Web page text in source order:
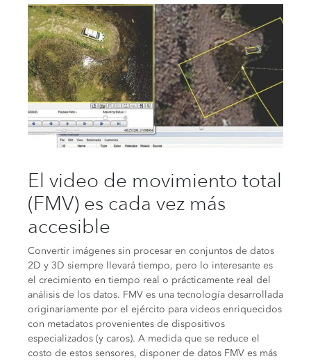
El video de movimiento total
(FMV) es cada vez más
accesible
Convertir imágenes sin procesar en conjuntos de datos
2D y 3D siempre llevará tiempo, pero lo interesante es
el crecimiento en tiempo real o prácticamente real del
análisis de los datos. FMV es una tecnología desarrollada
originariamente por el ejército para videos enriquecidos
con metadatos provenientes de dispositivos
especializados (y caros). A medida que se reduce el
costo de estos sensores, disponer de datos FMV es más